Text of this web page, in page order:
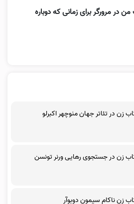
در مرورگر برای زمانی که دوباره
زن در تئاتر جهان منوچهر اکبرلو
زن در جستجوی رهایی ورنر تونسن
زن ناکام سیمون دوبوآر